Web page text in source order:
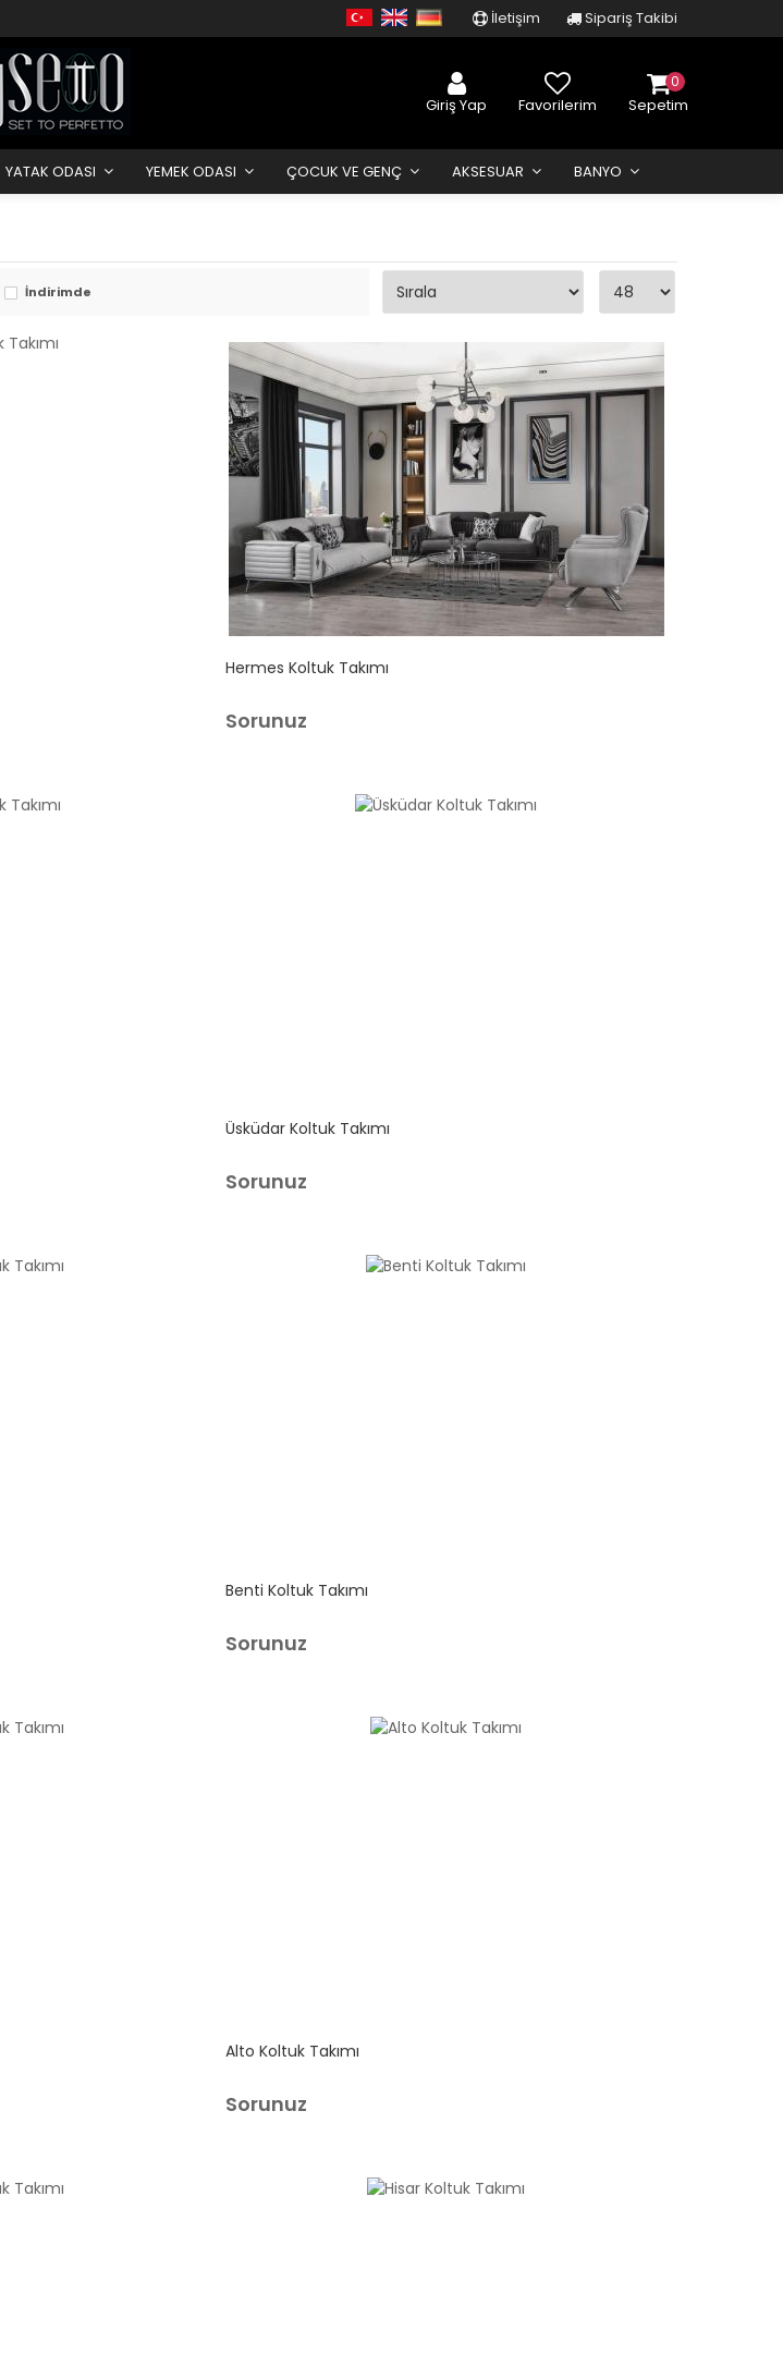
İletişim Sipariş Takibi
Giriş Yap Favorilerim Sepetim
0
YATAK ODASI YEMEK ODASI ÇOCUK VE GENÇ AKSESUAR BANYO
İndirimde
Hermes Koltuk Takımı
Sorunuz
Üsküdar Koltuk Takımı
Sorunuz
Benti Koltuk Takımı
Sorunuz
Alto Koltuk Takımı
Sorunuz